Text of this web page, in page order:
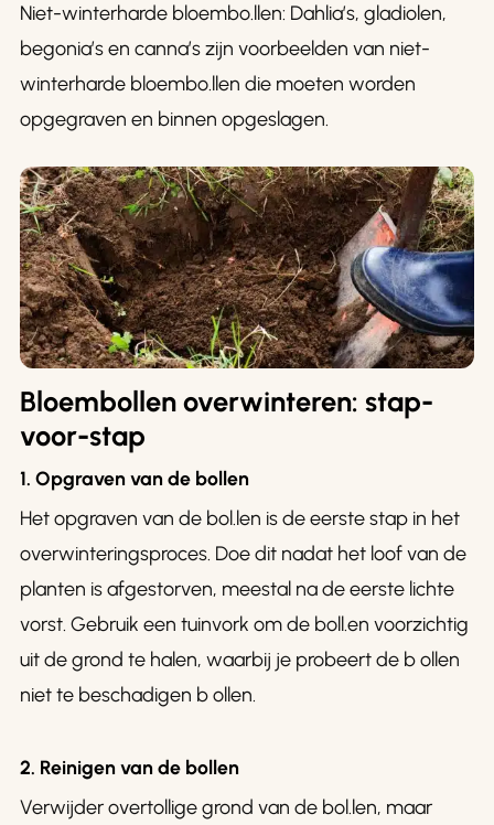
Niet-winterharde bloembo.llen: Dahlia’s, gladiolen,
begonia’s en canna’s zijn voorbeelden van niet-
winterharde bloembo.llen die moeten worden
opgegraven en binnen opgeslagen.
Bloembollen overwinteren: stap-
voor-stap
1. Opgraven van de bollen
Het opgraven van de bol.len is de eerste stap in het
overwinteringsproces. Doe dit nadat het loof van de
planten is afgestorven, meestal na de eerste lichte
vorst. Gebruik een tuinvork om de boll.en voorzichtig
uit de grond te halen, waarbij je probeert de b ollen
niet te beschadigen b ollen.
2. Reinigen van de bollen
Verwijder overtollige grond van de bol.len, maar